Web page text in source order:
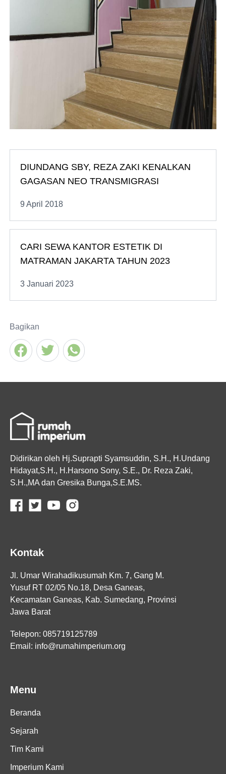
Bagikan
DIUNDANG SBY, REZA ZAKI KENALKAN
GAGASAN NEO TRANSMIGRASI
9 April 2018
CARI SEWA KANTOR ESTETIK DI
MATRAMAN JAKARTA TAHUN 2023
3 Januari 2023
Didirikan oleh Hj.Suprapti Syamsuddin, S.H., H.Undang
Hidayat,S.H., H.Harsono Sony, S.E., Dr. Reza Zaki,
S.H.,MA dan Gresika Bunga,S.E.MS.
Kontak
Jl. Umar Wirahadikusumah Km. 7, Gang M.
Yusuf RT 02/05 No.18, Desa Ganeas,
Kecamatan Ganeas, Kab. Sumedang, Provinsi
Jawa Barat
Telepon: 085719125789
Email: info@rumahimperium.org
Menu
Beranda
Sejarah
Tim Kami
Imperium Kami